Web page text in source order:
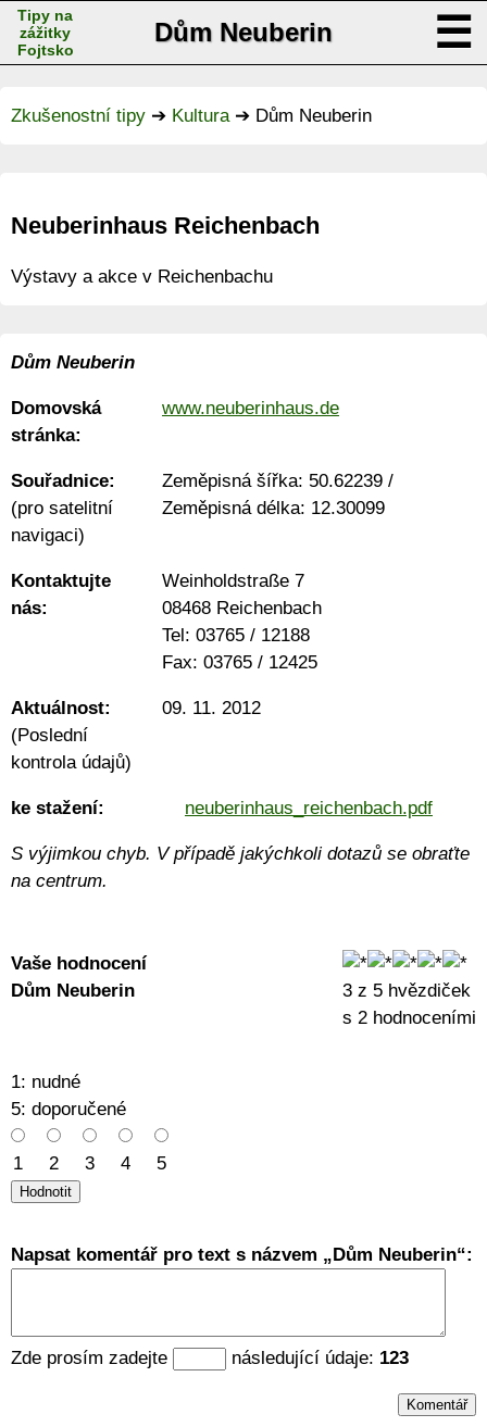
Tipy na
zážitky
Fojtsko
Dům Neuberin ☰
Zkušenostní tipy ➔ Kultura➔ Dům Neuberin
Neuberinhaus Reichenbach
Výstavy a akce v Reichenbachu
Dům Neuberin
Domovská
stránka:
www.neuberinhaus.de
Souřadnice:
(pro satelitní
navigaci)
Zeměpisná šířka: 50.62239 /
Zeměpisná délka: 12.30099
Kontaktujte
nás:
Weinholdstraße 7
08468 Reichenbach
Tel: 03765 / 12188
Fax: 03765 / 12425
Aktuálnost:
(Poslední
kontrola údajů)
09. 11. 2012
ke stažení: neuberinhaus_ reichenbach.pdf
S výjimkou chyb. V případě jakýchkoli dotazů se obraťte
na centrum.
Vaše hodnocení
Dům Neuberin
3 z 5 hvězdiček
s 2 hodnoceními
1: nudné
5: doporučené
1 2 3 4 5
Napsat komentář pro text s názvem Dům Neuberin :
Zde prosím zadejte následující údaje: 123